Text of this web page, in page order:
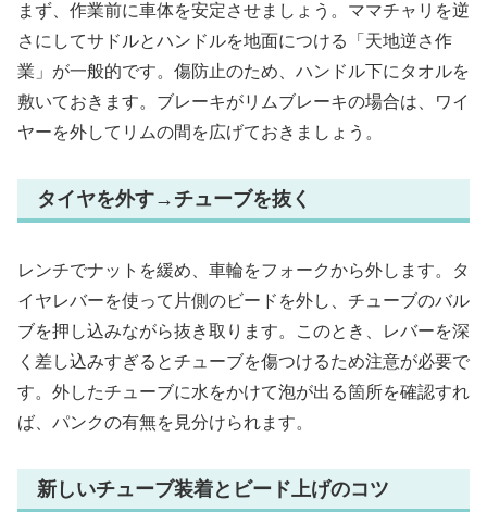
まず、作業前に車体を安定させましょう。ママチャリを逆
さにしてサドルとハンドルを地面につける「天地逆さ作
業」が一般的です。傷防止のため、ハンドル下にタオルを
敷いておきます。ブレーキがリムブレーキの場合は、ワイ
ヤーを外してリムの間を広げておきましょう。
タイヤを外す→チューブを抜く
レンチでナットを緩め、車輪をフォークから外します。タ
イヤレバーを使って片側のビードを外し、チューブのバル
ブを押し込みながら抜き取ります。このとき、レバーを深
く差し込みすぎるとチューブを傷つけるため注意が必要で
す。外したチューブに水をかけて泡が出る箇所を確認すれ
ば、パンクの有無を見分けられます。
新しいチューブ装着とビード上げのコツ